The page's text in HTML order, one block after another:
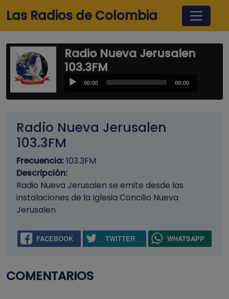
Pasar al contenido principal
Las Radios de Colombia
Radio Nueva Jerusalen
103.3FM
Audio00:00 00:00
Radio Nueva Jerusalen
103.3FM
Frecuencia:103.3FM
Descripción:
Radio Nueva Jerusalen se emite desde las
instalaciones de la Iglesia Concilio Nueva
Jerusalen
FACEBOOK TWITTER WHATSAPP
COMENTARIOS